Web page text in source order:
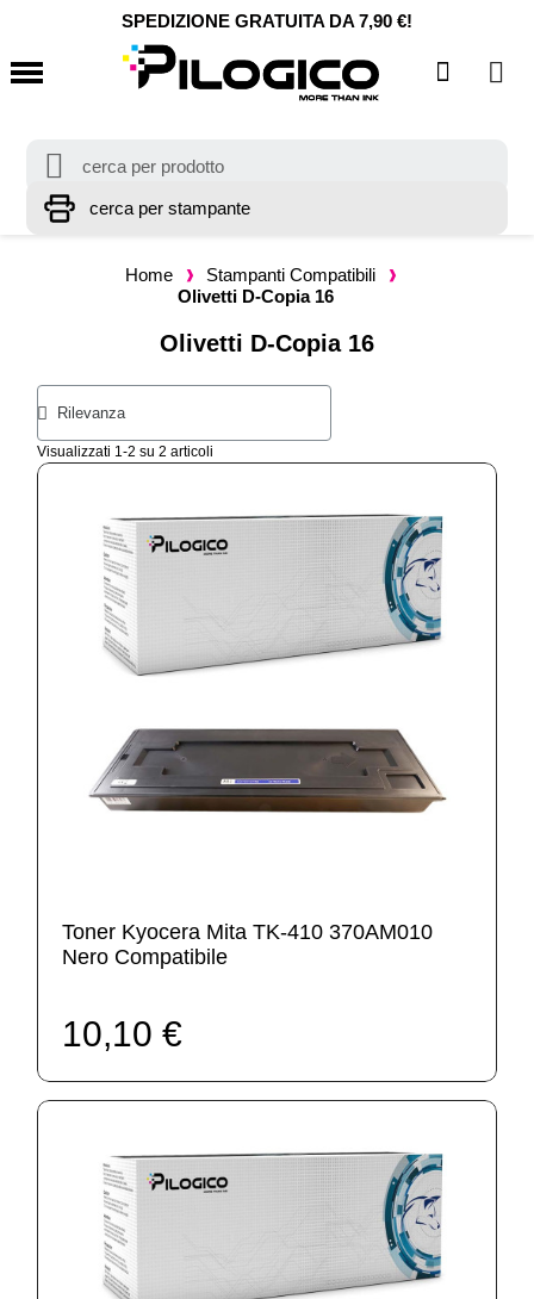
SPEDIZIONE GRATUITA DA 7,90 €!
Home
Stampanti Compatibili
Olivetti D-Copia 16
Olivetti D-Copia 16
Visualizzati 1-2 su 2 articoli
Toner Kyocera Mita TK-410 370AM010
Nero Compatibile
10,10 €